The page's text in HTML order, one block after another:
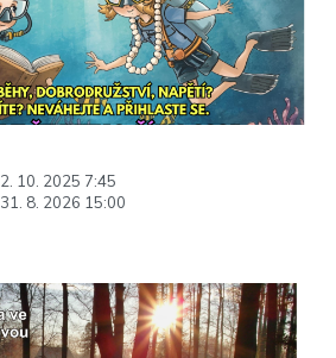
2. 10. 2025 7:45
31. 8. 2026 15:00